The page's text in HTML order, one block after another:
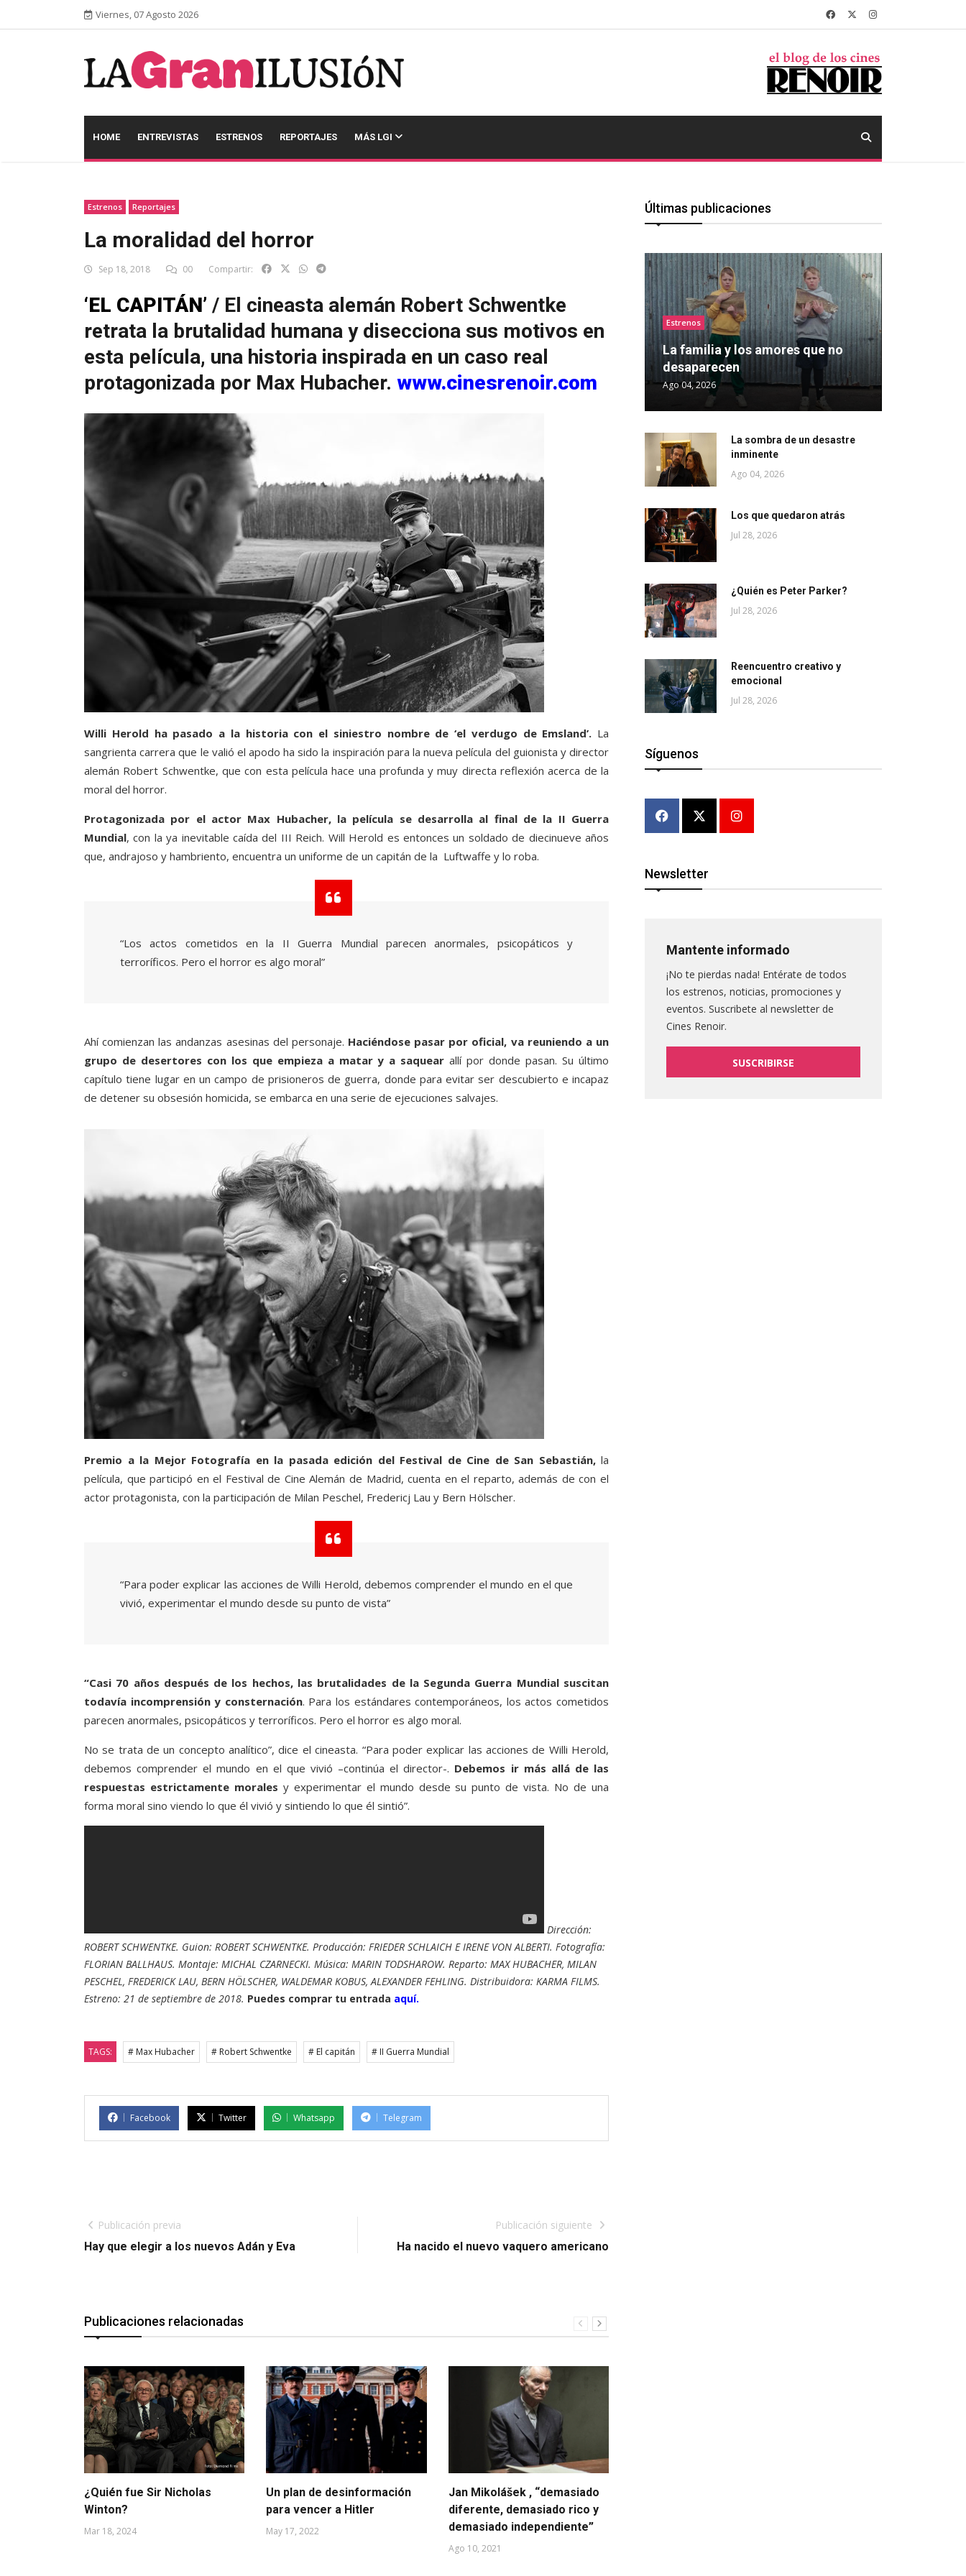
Viernes, 07 Agosto 2026
HOME ENTREVISTAS ESTRENOS REPORTAJES MÁS LGI
Estrenos Reportajes
La moralidad del horror
Sep 18, 2018 00 Compartir:
‘EL CAPITÁN’ / El cineasta alemán Robert Schwentke
retrata la brutalidad humana y disecciona sus motivos en
esta película, una historia inspirada en un caso real
protagonizada por Max Hubacher. www.cinesrenoir.com
Willi Herold ha pasado a la historia con el siniestro nombre de ‘el verdugo de Emsland’. La
sangrienta carrera que le valió el apodo ha sido la inspiración para la nueva película del guionista y director
alemán Robert Schwentke, que con esta película hace una profunda y muy directa reflexión acerca de la
moral del horror.
Protagonizada por el actor Max Hubacher, la película se desarrolla al final de la II Guerra
Mundial, con la ya inevitable caída del III Reich. Will Herold es entonces un soldado de diecinueve años
que, andrajoso y hambriento, encuentra un uniforme de un capitán de la Luftwaffe y lo roba.
“Los actos cometidos en la II Guerra Mundial parecen anormales, psicopáticos y
terroríficos. Pero el horror es algo moral”
Ahí comienzan las andanzas asesinas del personaje. Haciéndose pasar por oficial, va reuniendo a un
grupo de desertores con los que empieza a matar y a saquear allí por donde pasan. Su último
capítulo tiene lugar en un campo de prisioneros de guerra, donde para evitar ser descubierto e incapaz
de detener su obsesión homicida, se embarca en una serie de ejecuciones salvajes.
Premio a la Mejor Fotografía en la pasada edición del Festival de Cine de San Sebastián,la
película, que participó en el Festival de Cine Alemán de Madrid, cuenta en el reparto, además de con el
actor protagonista, con la participación de Milan Peschel, Fredericj Lau y Bern Hölscher.
“Para poder explicar las acciones de Willi Herold, debemos comprender el mundo en el que
vivió, experimentar el mundo desde su punto de vista”
“Casi 70 años después de los hechos, las brutalidades de la Segunda Guerra Mundial suscitan
todavía incomprensión y consternación. Para los estándares contemporáneos, los actos cometidos
parecen anormales, psicopáticos y terroríficos. Pero el horror es algo moral.
No se trata de un concepto analítico”, dice el cineasta. “Para poder explicar las acciones de Willi Herold,
debemos comprender el mundo en el que vivió –continúa el director-. Debemos ir más allá de las
respuestas estrictamente morales y experimentar el mundo desde su punto de vista. No de una
forma moral sino viendo lo que él vivió y sintiendo lo que él sintió”.
Dirección:
ROBERT SCHWENTKE. Guion: ROBERT SCHWENTKE. Producción: FRIEDER SCHLAICH E IRENE VON ALBERTI. Fotografía:
FLORIAN BALLHAUS. Montaje: MICHAL CZARNECKI. Música: MARIN TODSHAROW. Reparto: MAX HUBACHER, MILAN
PESCHEL, FREDERICK LAU, BERN HÖLSCHER, WALDEMAR KOBUS, ALEXANDER FEHLING. Distribuidora: KARMA FILMS.
Estreno: 21 de septiembre de 2018. Puedes comprar tu entrada aquí.
TAGS: # Max Hubacher # Robert Schwentke # El capitán # II Guerra Mundial
Facebook Twitter Whatsapp Telegram
Publicación previa
Hay que elegir a los nuevos Adán y Eva
Publicación siguiente
Ha nacido el nuevo vaquero americano
Publicaciones relacionadas
¿Quién fue Sir Nicholas
Winton?
Mar 18, 2024
Un plan de desinformación
para vencer a Hitler
May 17, 2022
Jan Mikolášek , “demasiado
diferente, demasiado rico y
demasiado independiente”
Ago 10, 2021
Últimas publicaciones
Estrenos
La familia y los amores que no
desaparecen
Ago 04, 2026
La sombra de un desastre
inminente
Ago 04, 2026
Los que quedaron atrás
Jul 28, 2026
¿Quién es Peter Parker?
Jul 28, 2026
Reencuentro creativo y
emocional
Jul 28, 2026
Síguenos
Newsletter
Mantente informado
¡No te pierdas nada! Entérate de todos
los estrenos, noticias, promociones y
eventos. Suscribete al newsletter de
Cines Renoir.
SUSCRIBIRSE